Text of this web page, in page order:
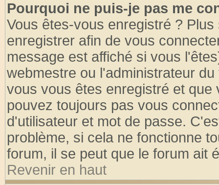
Pourquoi ne puis-je pas me
Vous êtes-vous enregistré ?
enregistrer afin de vous
message est affiché si vous
webmestre ou l'administrateur
vous vous êtes enregistré et
pouvez toujours pas vous
d'utilisateur et mot de passe.
problème, si cela ne fonctionne
forum, il se peut que le forum ait
Revenir en haut